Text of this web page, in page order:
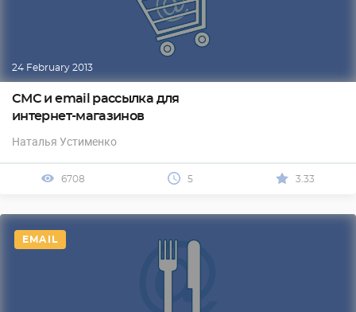
24 February 2013
СМС и email рассылка для
интернет-магазинов
Наталья Устименко
6708 5 3.33
EMAIL